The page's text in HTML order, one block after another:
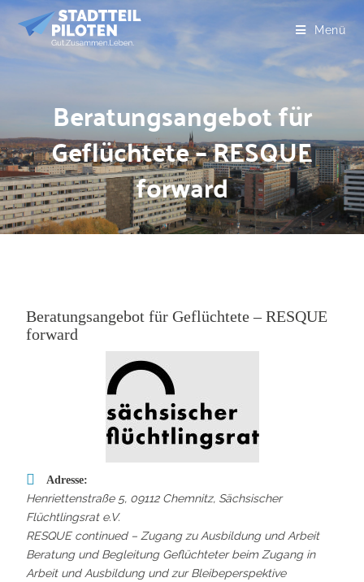
Menü
Beratungsangebot für
Geflüchtete – RESQUE
forward
Beratungsangebot für Geflüchtete – RESQUE
forward
Adresse:
Henriettenstraße 5, 09112 Chemnitz, Sächsischer
Flüchtlingsrat e.V.
RESQUE continued – Zugang zu Ausbildung und Arbeit
Beratung und Begleitung Geflüchteter beim Zugang in
Arbeit und Ausbildung und zur Bleibeperspektive